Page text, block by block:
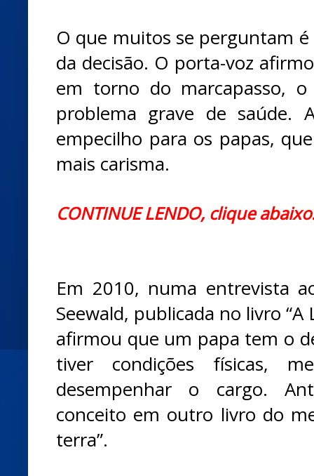
O que muitos se perguntam
da decisão. O porta-voz
em torno do marcapasso,
problema grave de saúde.
empecilho para os papas,
mais carisma.
CONTINUE LENDO, clique
Em 2010, numa entrevista
Seewald, publicada no livro
afirmou que um papa tem o
tiver condições físicas,
desempenhar o cargo.
conceito em outro livro do
terra”.